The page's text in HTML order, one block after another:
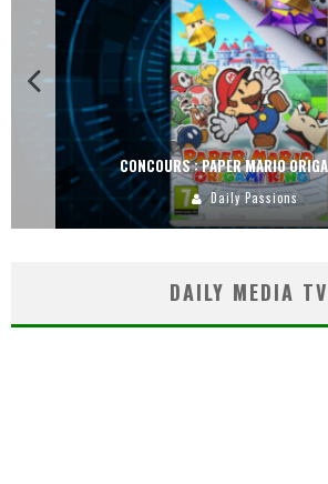
CONCOURS : PAPER MARIO
Daily Passions
DAILY MEDIA TV